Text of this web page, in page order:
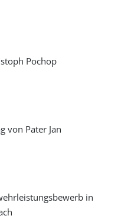
Pochop
von Pater Jan
in